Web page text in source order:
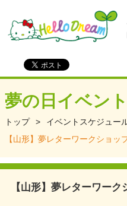
夢の日イベン
トップ > イベントスケジュー
【山形】夢レターワークショッ
【山形】夢レターワー